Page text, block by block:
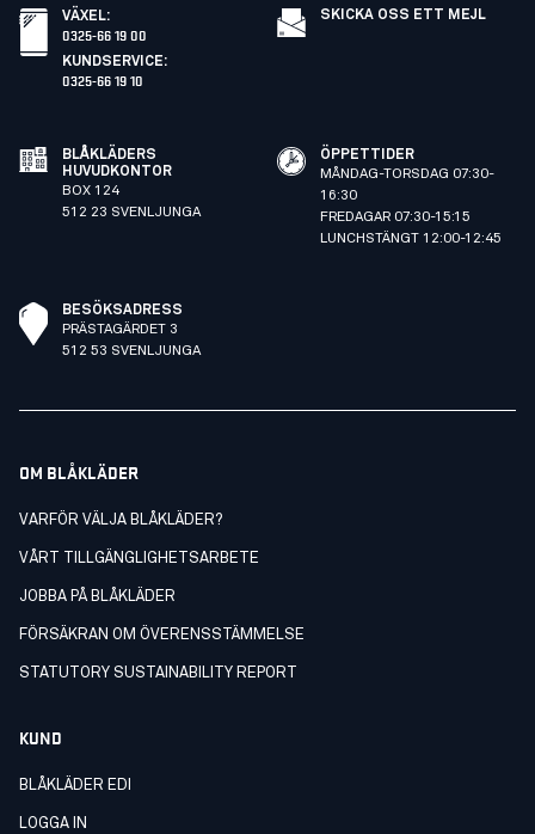
VÄXEL:
0325-66 19 00
KUNDSERVICE:
0325-66 19 10
SKICKA OSS ETT MEJL
BLÅKLÄDERS
HUVUDKONTOR
BOX 124
512 23 SVENLJUNGA
ÖPPETTIDER
MÅNDAG-TORSDAG 07:30-
16:30
FREDAGAR 07:30-15:15
LUNCHSTÄNGT 12:00-12:45
BESÖKSADRESS
PRÄSTAGÄRDET 3
512 53 SVENLJUNGA
OM BLÅKLÄDER
VARFÖR VÄLJA BLÅKLÄDER?
VÅRT TILLGÄNGLIGHETSARBETE
JOBBA PÅ BLÅKLÄDER
FÖRSÄKRAN OM ÖVERENSSTÄMMELSE
STATUTORY SUSTAINABILITY REPORT
KUND
BLÅKLÄDER EDI
LOGGA IN